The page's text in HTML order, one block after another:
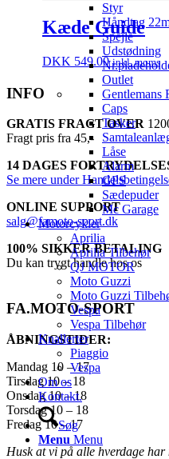
Styr
Håndtag
Spejle
Udstødning
Outlet
Gentlemans
Caps
Tasker
Låse
Alarm
GPS
Sædepuder
Mc Garage
Motorcykler
Aprilia
Aprilia Tilbehør
QJ MOTOR
Moto Guzzi
Moto Guzzi
Vespa
Vespa Tilbehør
Knallerter
Piaggio
Vespa
Om os
Kontakt.
Søg
Menu Menu
Kæde Guide
DKK 549.00 inkl. moms
INFO
GRATIS FRAGT OVER
Fragt pris fra 45,-
14 DAGES
Se mere under
ONLINE SUPPORT
salg@famoto-sport.dk
100% SIKKER BETALING
Du kan trygt handle hos os
FA.MOTO-SPORT
ÅBNINGSTIDER:
Mandag 10 – 17
Tirsdag 10 – 18
Onsdag 10 – 18
Torsdag 10 – 18
Fredag 10 – 17
Husk at vi på alle hverdage